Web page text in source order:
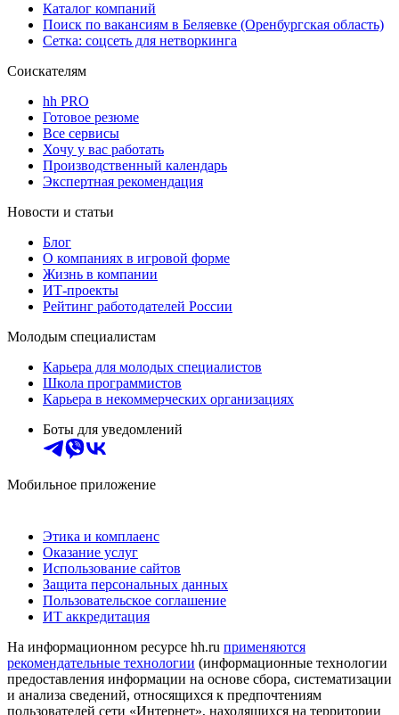
Каталог компаний
Поиск по вакансиям в Беляевке (Оренбургская область)
Сетка: соцсеть для нетворкинга
Соискателям
hh PRO
Готовое резюме
Все сервисы
Хочу у вас работать
Производственный календарь
Экспертная рекомендация
Новости и статьи
Блог
О компаниях в игровой форме
Жизнь в компании
ИТ-проекты
Рейтинг работодателей России
Молодым специалистам
Карьера для молодых специалистов
Школа программистов
Карьера в некоммерческих организациях
Боты для уведомлений
Мобильное приложение
Этика и комплаенс
Оказание услуг
Использование сайтов
Защита персональных данных
Пользовательское соглашение
ИТ аккредитация
На информационном ресурсе hh.ru применяются
рекомендательные технологии (информационные технологии
предоставления информации на основе сбора, систематизации
и анализа сведений, относящихся к предпочтениям
пользователей сети «Интернет», находящихся на территории